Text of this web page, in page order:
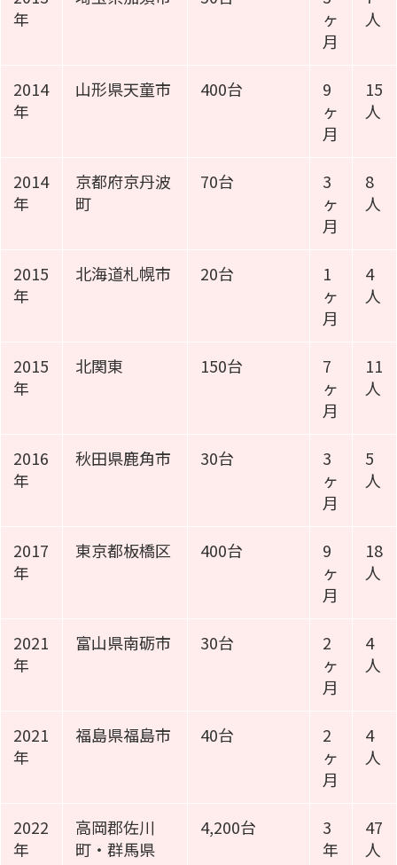
年
ヶ
月
人
2014
年
山形県天童市 400台
9
ヶ
月
15
人
2014
年
京都府京丹波
町
70台
3
ヶ
月
8
人
2015
年
北海道札幌市 20台
1
ヶ
月
4
人
2015
年
北関東 150台
7
ヶ
月
11
人
2016
年
秋田県鹿角市 30台
3
ヶ
月
5
人
2017
年
東京都板橋区 400台
9
ヶ
月
18
人
2021
年
富山県南砺市 30台
2
ヶ
月
4
人
2021
年
福島県福島市 40台
2
ヶ
月
4
人
2022
年
高岡郡佐川
町・群馬県
4,200台
3
年
47
人